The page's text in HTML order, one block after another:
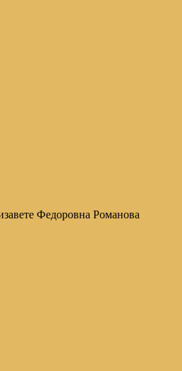
Федоровна Романова